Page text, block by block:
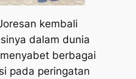
kembali
dalam dunia
berbagai
pada peringatan